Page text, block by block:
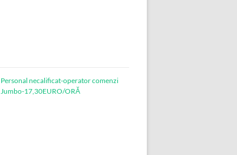
Personal necalificat-operator comenzi
Jumbo-17,30EURO/ORĂ